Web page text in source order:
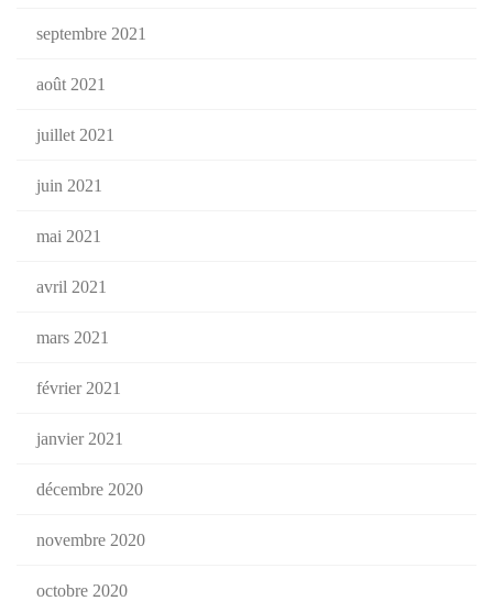
septembre 2021
août 2021
juillet 2021
juin 2021
mai 2021
avril 2021
mars 2021
février 2021
janvier 2021
décembre 2020
novembre 2020
octobre 2020